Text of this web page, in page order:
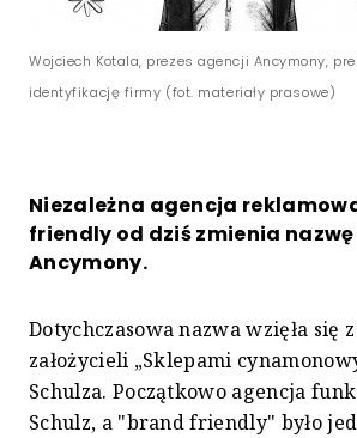
Wojciech Kotala, prezes agencji Ancymony,
identyfikację firmy (fot. materiały prasowe)
Niezależna agencja
friendly od dziś zmienia nazwę
Ancymony.
Dotychczasowa nazwa wzięła się
założycieli „Sklepami
Schulza. Początkowo agencja
Schulz, a "brand friendly" było